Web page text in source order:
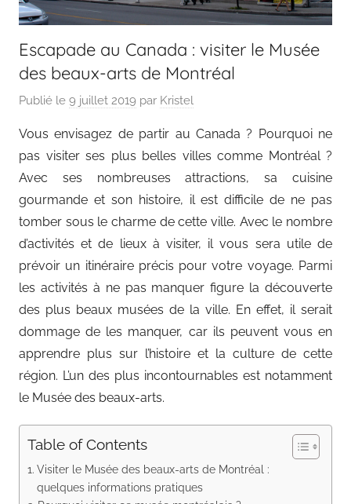
Escapade au Canada : visiter le Musée
des beaux-arts de Montréal
Publié le 9 juillet 2019 par Kristel
Vous envisagez de partir au Canada ? Pourquoi ne
pas visiter ses plus belles villes comme Montréal ?
Avec ses nombreuses attractions, sa cuisine
gourmande et son histoire, il est difficile de ne pas
tomber sous le charme de cette ville. Avec le nombre
d’activités et de lieux à visiter, il vous sera utile de
prévoir un itinéraire précis pour votre voyage. Parmi
les activités à ne pas manquer figure la découverte
des plus beaux musées de la ville. En effet, il serait
dommage de les manquer, car ils peuvent vous en
apprendre plus sur l’histoire et la culture de cette
région. L’un des plus incontournables est notamment
le Musée des beaux-arts.
Table of Contents
Visiter le Musée des beaux-arts de Montréal :
quelques informations pratiques